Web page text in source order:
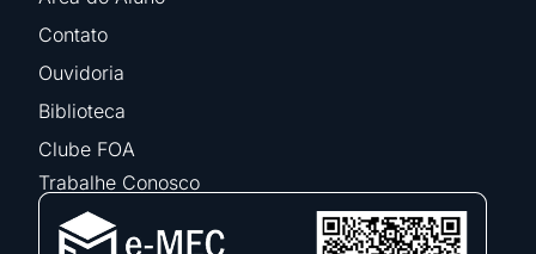
Contato
Ouvidoria
Biblioteca
Clube FOA
Trabalhe Conosco